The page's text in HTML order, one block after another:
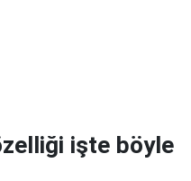
işte böyle